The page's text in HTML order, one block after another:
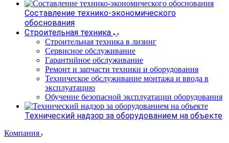
Составление технико-экономического
обоснования
Строительная техника
Строительная техника в лизинг
Сервисное обслуживание
Гарантийное обслуживание
Ремонт и запчасти техники и оборудования
Техническое обслуживание монтажа и ввода в
эксплуатацию
Обучение безопасной эксплуатации оборудования
Технический надзор за оборудованием на объекте
Компания